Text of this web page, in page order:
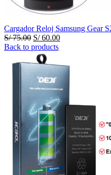
Cargador Reloj Samsung Gear
S/75.00 El
precio
original
era:
S/ 75.00.
S/60.00El
es:
S/ 60.00.
Back to products